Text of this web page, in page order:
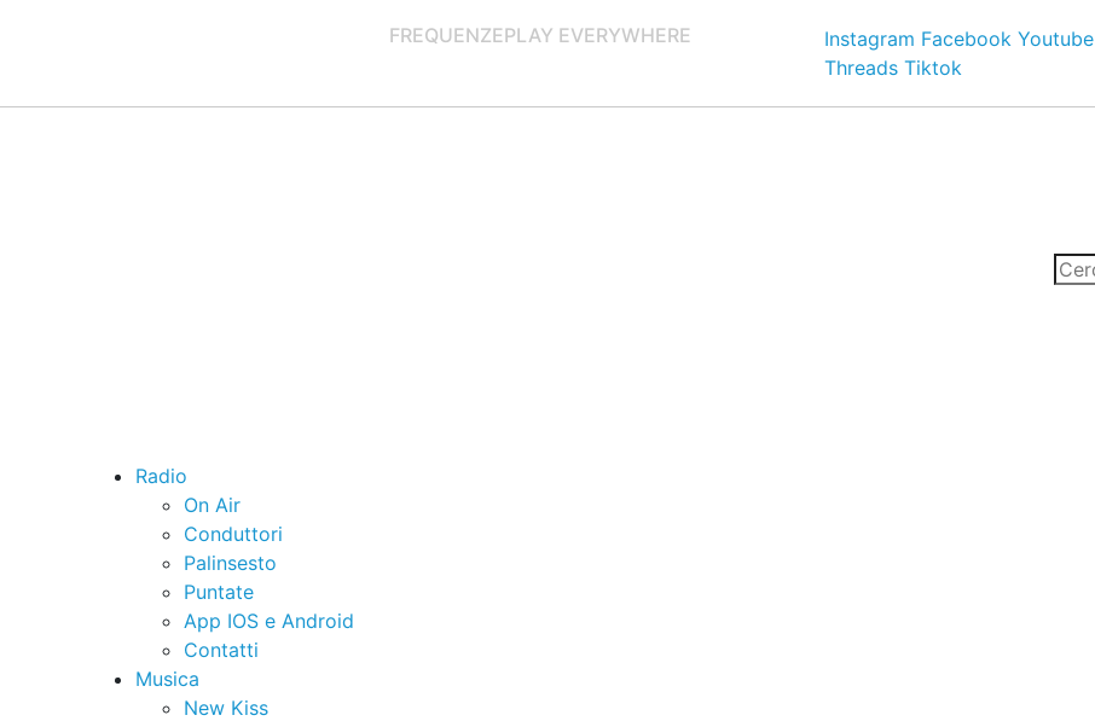
FREQUENZEPLAY EVERYWHERE Instagram Facebook Youtube
Threads Tiktok
Radio
On Air
Conduttori
Palinsesto
Puntate
App IOS e Android
Contatti
Musica
New Kiss